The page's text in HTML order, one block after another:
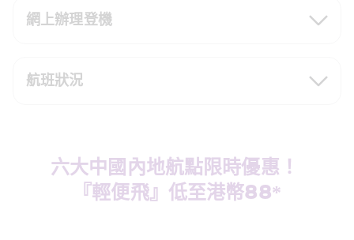
網上辦理登機
航班狀況
六大中國內地航點限時優惠！
『輕便飛』低至港幣88*